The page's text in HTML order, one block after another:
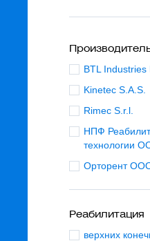
BTL Industries
Kinetec S.A.S.
Rimec S.r.l.
НПФ
технологии
Орторент
Реабилитация
верхних